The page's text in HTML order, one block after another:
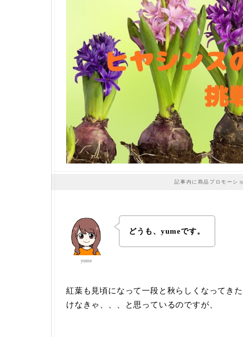
記事内に商品プロモーシ
yume
どうも、yumeです。
紅葉も見頃になって一段と秋らしくなってき
けなきゃ、、、と思っているのですが、